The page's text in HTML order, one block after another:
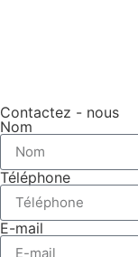
Contactez - nous
Nom
Téléphone
E-mail